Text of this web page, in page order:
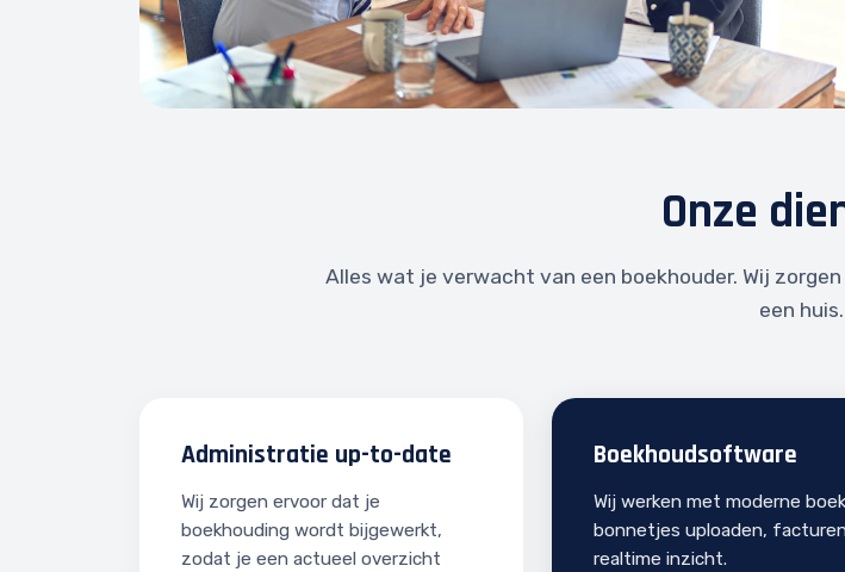
Onze
Alles wat je verwacht van een boekhouder. Wij
een huis.
Administratie up-to-date
Wij zorgen ervoor dat je
boekhouding wordt bijgewerkt,
zodat je een actueel overzicht
Boekhoudsoftware
Wij werken met moderne
bonnetjes uploaden,
realtime inzicht.